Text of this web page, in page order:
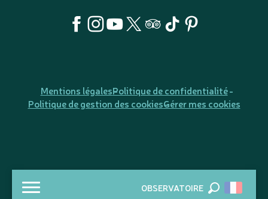
OBSERVATOIRE
Mentions légalesPolitique de confidentialité
Politique de gestion des cookiesGérer mes cookies